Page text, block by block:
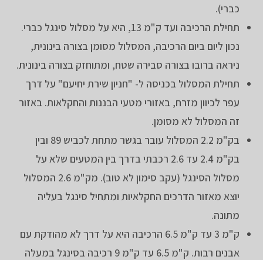
כברי).
תחילת הרכיבה ועד ק"מ 13, היא על מסלול סינגל כברי.
נכון ליום ביום הרכיבה, המסלול מסומן בצורה בינונית,
ניראה ברובו בצורה סבירה שטח, ומתוחזק בצורה בינונית.
תחילת המסלול בכניסה ל- "חניון שירת יחיעם" על דרך
עפר לכיוון מזרח, באזורי מטעי הבננות והחקלאות. באזור
זה המסלול לא מסומן.
בק"מ 2.2 המסלול עובר בגשר מתחת לכביש 89 ובין
בק"מ 2.4 עד 2.6 רכבתי בדרך בין המטעים שלא על
מסלול הסינגל (עקב סימון לא טוב). מק"מ 2.6 המסלול
יוצא מאזור הדרכים החקלאיות ומתחיל סינגל בעליה
מתונה.
ק"מ 3 עד ק"מ 6.5 הרכיבה היא על דרך לא מהודקת עם
אבנים רבות. ק"מ 6.5 עד ק"מ 9 רכיבה בסינגל במעלה